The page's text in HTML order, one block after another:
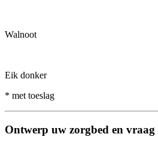
Walnoot
Eik donker
* met toeslag
Ontwerp uw zorgbed en vraag